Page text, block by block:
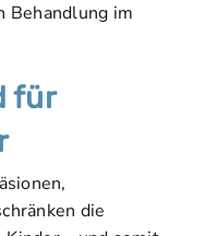
Behandlung im
für
die